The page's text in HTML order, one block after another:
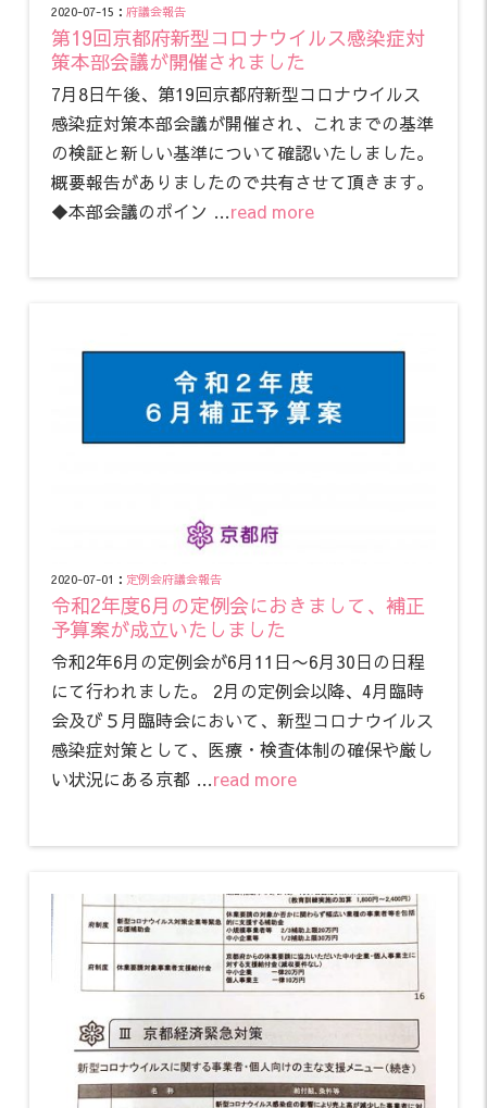
2020-07-15：府議会報告
第19回京都府新型コロナウイルス感染症対
策本部会議が開催されました
7月8日午後、第19回京都府新型コロナウイルス
感染症対策本部会議が開催され、これまでの基準
の検証と新しい基準について確認いたしました。
概要報告がありましたので共有させて頂きます。
◆本部会議のポイン …read more
2020-07-01： 定例会府議会報告
令和2年度6月の定例会におきまして、補正
予算案が成立いたしました
令和2年6月の定例会が6月11日〜6月30日の日程
にて行われました。 2月の定例会以降、4月臨時
会及び５月臨時会において、新型コロナウイルス
感染症対策として、医療・検査体制の確保や厳し
い状況にある京都 …read more